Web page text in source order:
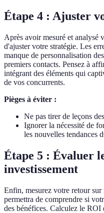
Étape 4 : Ajuster
Après avoir mesuré et analysé
d'ajuster votre stratégie. Les
manque de personnalisation
premiers contacts. Pensez à
intégrant des éléments qui
de vos concurrents.
Pièges à éviter :
Ne pas tirer de leçons
Ignorer la nécessité de
les nouvelles tendances
Étape 5 : Évaluer
investissement
Enfin, mesurez votre retour
permettra de comprendre si
des bénéfices. Calculez le